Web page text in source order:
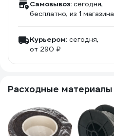
Самовывоз: сегодня,
бесплатно, из 1 магазина
Курьером: сегодня,
от 290 ₽
Расходные материалы